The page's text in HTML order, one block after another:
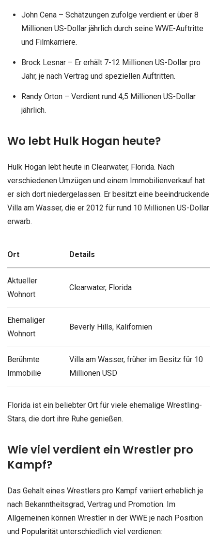
John Cena – Schätzungen zufolge verdient er über 8
Millionen US-Dollar jährlich durch seine WWE-Auftritte
und Filmkarriere.
Brock Lesnar – Er erhält 7-12 Millionen US-Dollar pro
Jahr, je nach Vertrag und speziellen Auftritten.
Randy Orton – Verdient rund 4,5 Millionen US-Dollar
jährlich.
Wo lebt Hulk Hogan heute?
Hulk Hogan lebt heute in Clearwater, Florida. Nach
verschiedenen Umzügen und einem Immobilienverkauf hat
er sich dort niedergelassen. Er besitzt eine beeindruckende
Villa am Wasser, die er 2012 für rund 10 Millionen US-Dollar
erwarb.
Ort Details
Aktueller
Wohnort
Clearwater, Florida
Ehemaliger
Wohnort
Beverly Hills, Kalifornien
Berühmte
Immobilie
Villa am Wasser, früher im Besitz für 10
Millionen USD
Florida ist ein beliebter Ort für viele ehemalige Wrestling-
Stars, die dort ihre Ruhe genießen.
Wie viel verdient ein Wrestler pro
Kampf?
Das Gehalt eines Wrestlers pro Kampf variiert erheblich je
nach Bekanntheitsgrad, Vertrag und Promotion. Im
Allgemeinen können Wrestler in der WWE je nach Position
und Popularität unterschiedlich viel verdienen: